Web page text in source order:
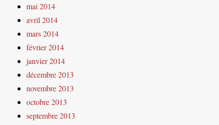
mai 2014
avril 2014
mars 2014
février 2014
janvier 2014
décembre 2013
novembre 2013
octobre 2013
septembre 2013